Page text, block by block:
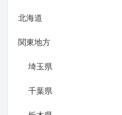
北海道
関東地方
埼玉県
千葉県